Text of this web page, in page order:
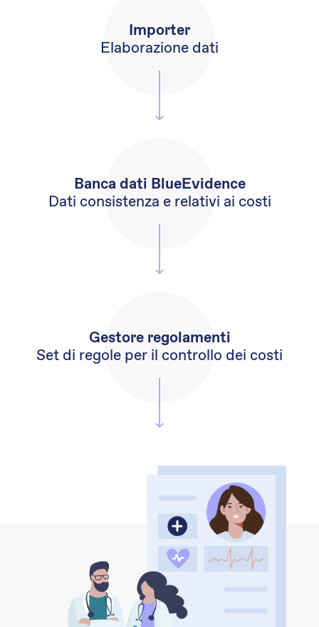
Importer
Elaborazione dati
Banca dati BlueEvidence
Dati consistenza e relativi ai costi
Gestore regolamenti
Set di regole per il controllo dei costi